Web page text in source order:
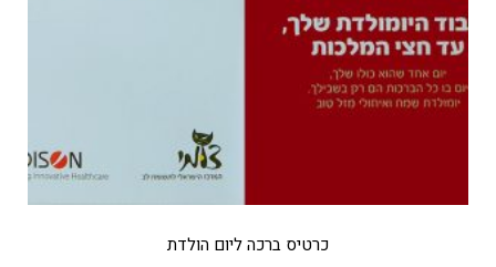
כרטיס ברכה ליום הולדת